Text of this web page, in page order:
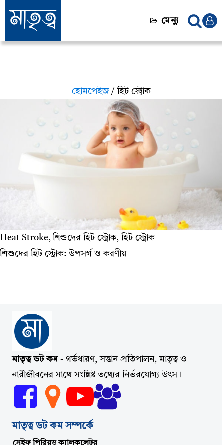
মেন্যু
হোমপেইজ/ হিট স্ট্রোক
Heat Stroke, শিশুদের হিট স্ট্রোক, হিট স্ট্রোক
শিশুদের হিট স্ট্রোক: উপসর্গ ও করণীয়
মাতৃত্ব ডট কম- গর্ভধারণ, সন্তান প্রতিপালন, মাতৃত্ব ও
নারীজীবনের সাথে সংশ্লিষ্ট তথ্যের নির্ভরযোগ্য উৎস।
মাতৃত্ব ডট কম সম্পর্কে
সেইফ পিরিয়ড ক্যালকুলেটর